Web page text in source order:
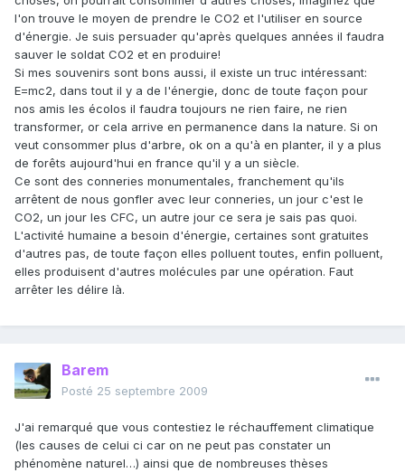
l'on trouve le moyen de prendre le CO2 et l'utiliser en source
d'énergie. Je suis persuader qu'après quelques années il faudra
sauver le soldat CO2 et en produire!
Si mes souvenirs sont bons aussi, il existe un truc intéressant:
E=mc2, dans tout il y a de l'énergie, donc de toute façon pour
nos amis les écolos il faudra toujours ne rien faire, ne rien
transformer, or cela arrive en permanence dans la nature. Si on
veut consommer plus d'arbre, ok on a qu'à en planter, il y a plus
de forêts aujourd'hui en france qu'il y a un siècle.
Ce sont des conneries monumentales, franchement qu'ils
arrêtent de nous gonfler avec leur conneries, un jour c'est le
CO2, un jour les CFC, un autre jour ce sera je sais pas quoi.
L'activité humaine a besoin d'énergie, certaines sont gratuites
d'autres pas, de toute façon elles polluent toutes, enfin polluent,
elles produisent d'autres molécules par une opération. Faut
arrêter les délire là.
Barem
Posté 25 septembre 2009
J'ai remarqué que vous contestiez le réchauffement climatique
(les causes de celui ci car on ne peut pas constater un
phénomène naturel…) ainsi que de nombreuses thèses